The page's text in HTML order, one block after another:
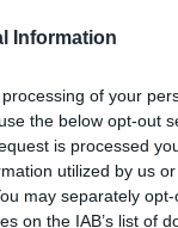
Information
of your
the below opt-out
is processed
utilized by us
may separately
on the IAB’s list of